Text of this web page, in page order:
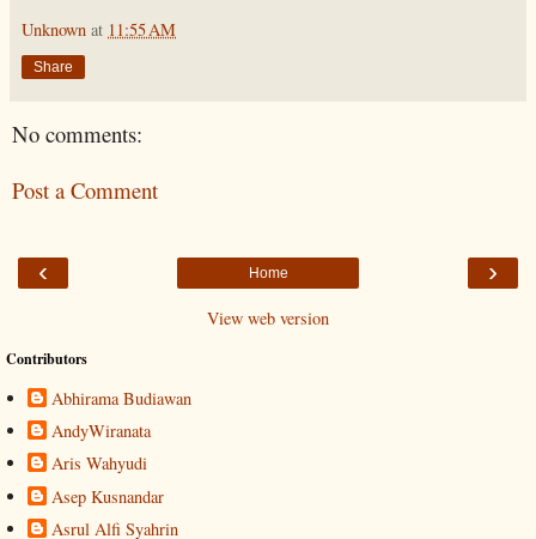
Unknown at 11:55 AM
Share
No comments:
Post a Comment
‹ ›
Home
View web version
Contributors
Abhirama Budiawan
AndyWiranata
Aris Wahyudi
Asep Kusnandar
Asrul Alfi Syahrin